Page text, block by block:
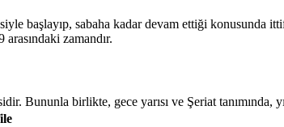
başlayıp, sabaha kadar devam ettiği konusunda
arasındaki zamandır.
Bununla birlikte, gece yarısı ve Şeriat